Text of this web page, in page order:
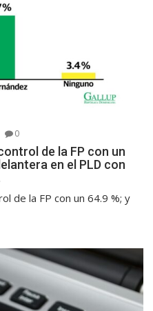
0
de la FP con un
en el PLD con
de la FP con un 64.9 %; y